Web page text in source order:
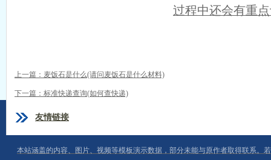
过程中还会有重
上一篇： 麦饭石是什么(请问麦饭石是什么材料)
下一篇： 标准快递查询(如何查快递)
友情链接
本站涵盖的内容、图片、视频等模板演示数据，部分未能与原作者取得联系。